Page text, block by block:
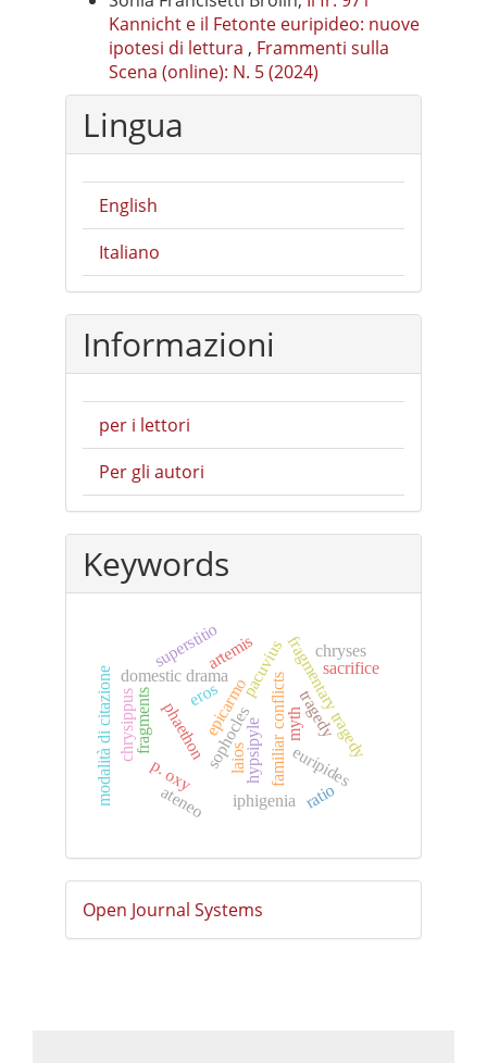
Kannicht e il Fetonte euripideo: nuove
ipotesi di lettura , Frammenti sulla
Scena (online): N. 5 (2024)
Lingua
English
Italiano
Informazioni
per i lettori
Per gli autori
Keywords
epicarmo
sophocles
p. oxy
tragedy
hypsipylefamiliar conflicts
domestic drama fragmentary tragedy
phaethon
artemis
fragments
sacrifice
iphigenia
myth
ateneo
eros
laios euripides
chrysippus
ratio
superstitio pacuvius chryses
modalità di citazione
Sviluppato
a
Open Journal Systems